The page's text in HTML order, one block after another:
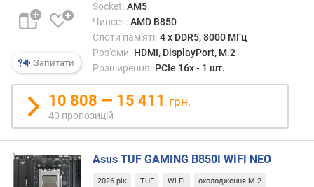
п
а
'
я
і
)
Запитати
Socket: AM5
Чипсет: AMD B850
Слоти пам'яті: 4 х DDR5, 8000 МГц
Роз'єми: HDMI, DisplayPort, M.2
Розширення: PCIe 16x - 1 шт.
10 808 — 15 411 грн.
40 пропозицій
Asus TUF GAMING B850I WIFI NEO
2026 рік TUF Wi-Fi охолодження M.2